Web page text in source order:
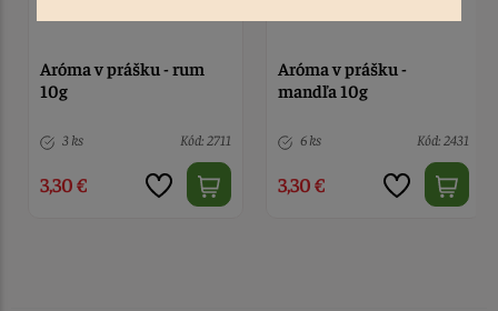
Aróma v prášku - rum
10g
3 ks Kód: 2711
3,30 €
Aróma v prášku -
mandľa 10g
6 ks Kód: 2431
3,30 €